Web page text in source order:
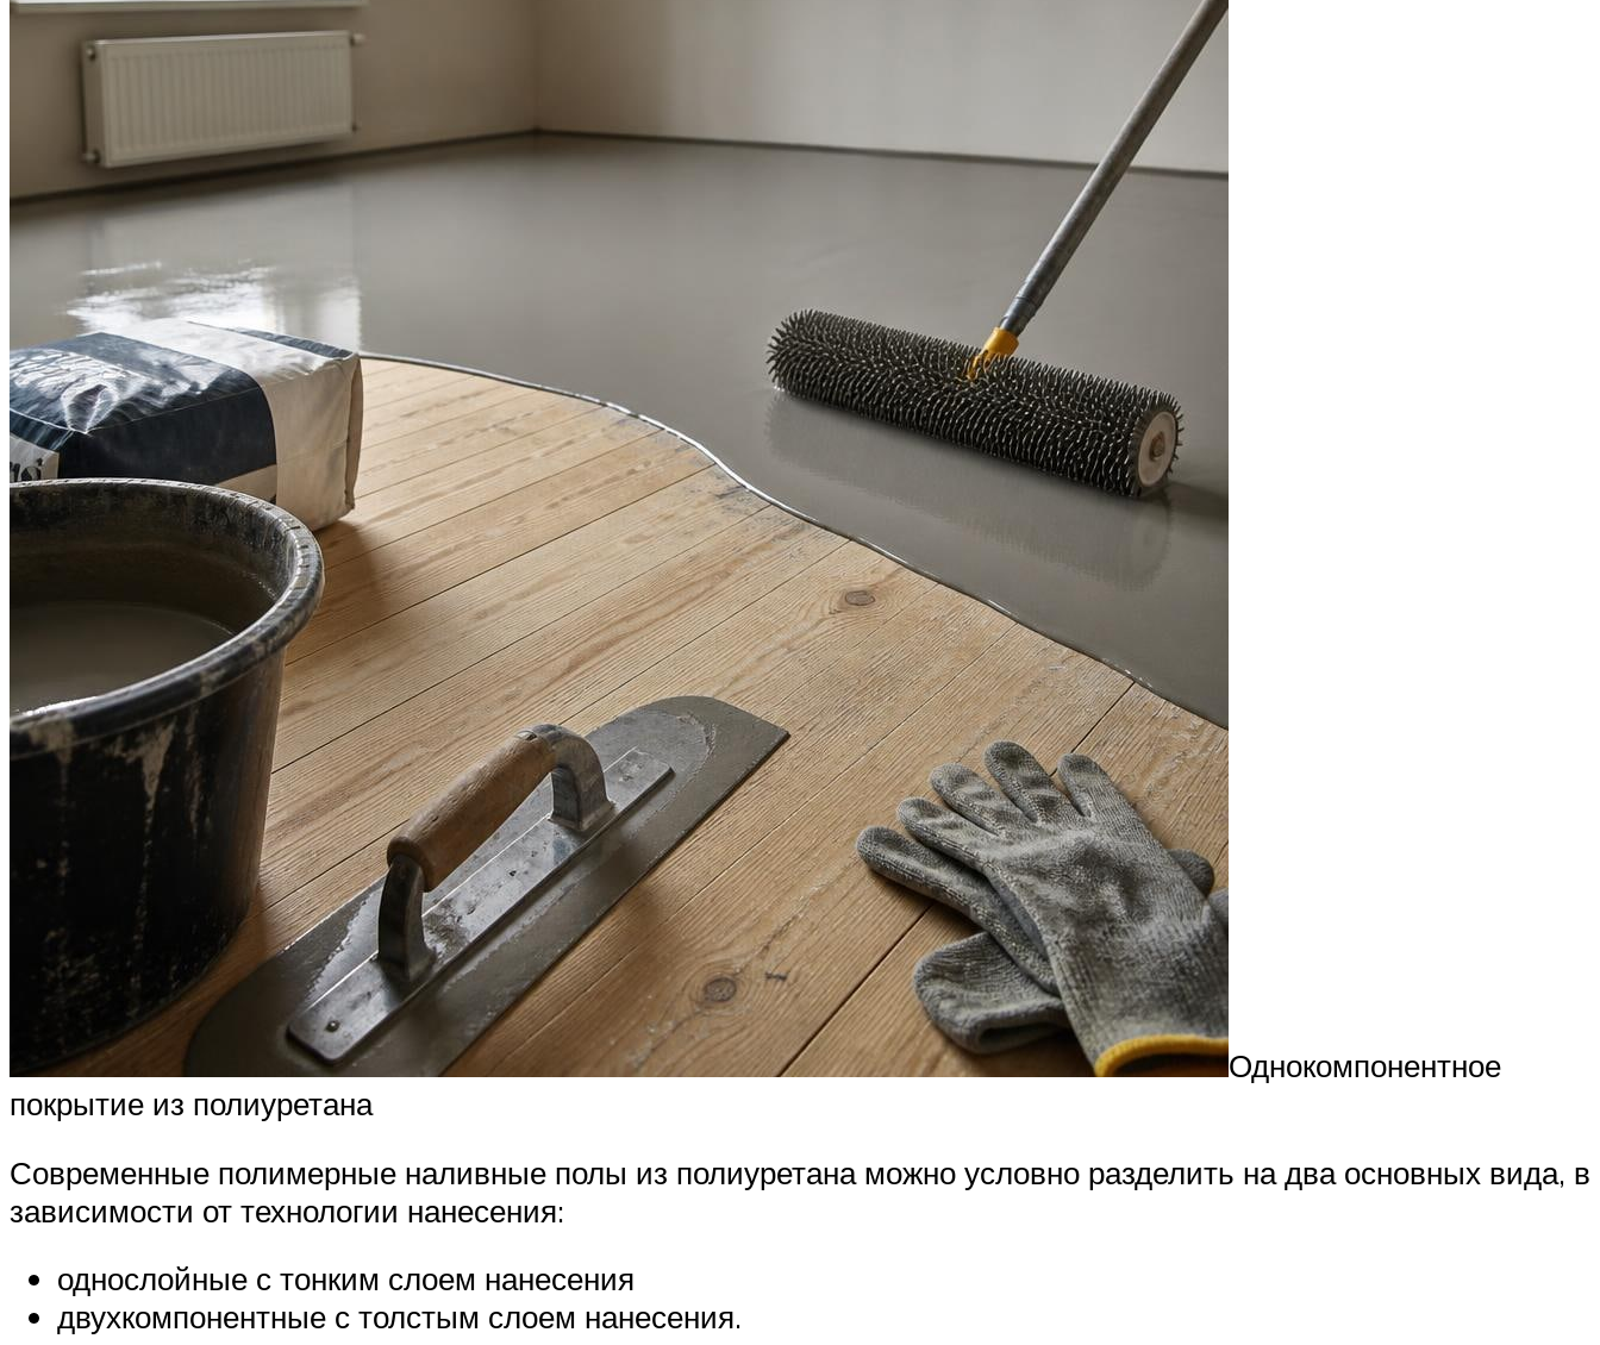
Однокомпонентное
покрытие из полиуретана
Современные полимерные наливные полы из полиуретана можно условно разделить на два основных вида, в
зависимости от технологии нанесения:
однослойные с тонким слоем нанесения
двухкомпонентные с толстым слоем нанесения.